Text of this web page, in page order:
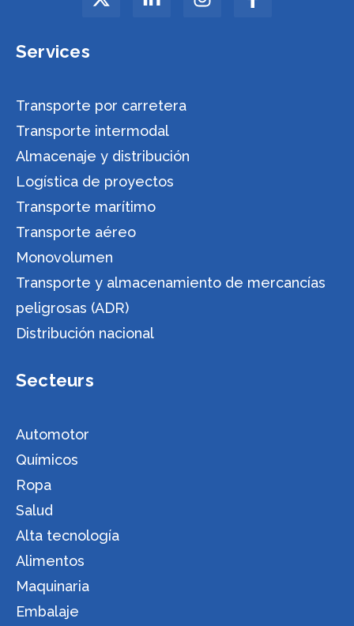
Services
Transporte por carretera
Transporte intermodal
Almacenaje y distribución
Logística de proyectos
Transporte marítimo
Transporte aéreo
Monovolumen
Transporte y almacenamiento de mercancías
peligrosas (ADR)
Distribución nacional
Secteurs
Automotor
Químicos
Ropa
Salud
Alta tecnología
Alimentos
Maquinaria
Embalaje